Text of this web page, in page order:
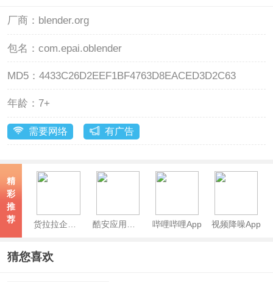
厂商： blender.org
包名： com.epai.oblender
MD5： 4433C26D2EEF1BF4763D8EACED3D2C63
年龄： 7+
需要网络 有广告
精
彩
推
荐
哔哩哔哩App 视频降噪App
猜您喜欢